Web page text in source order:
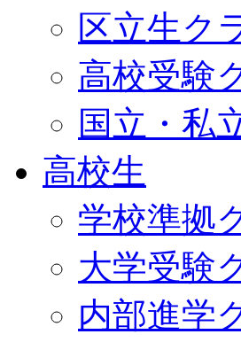
区立生ク
高校受験
国立・私
高校生
学校準拠
大学受験
内部進学